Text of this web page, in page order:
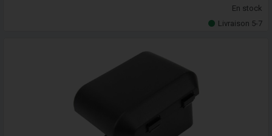
En stock
Livraison 5-7